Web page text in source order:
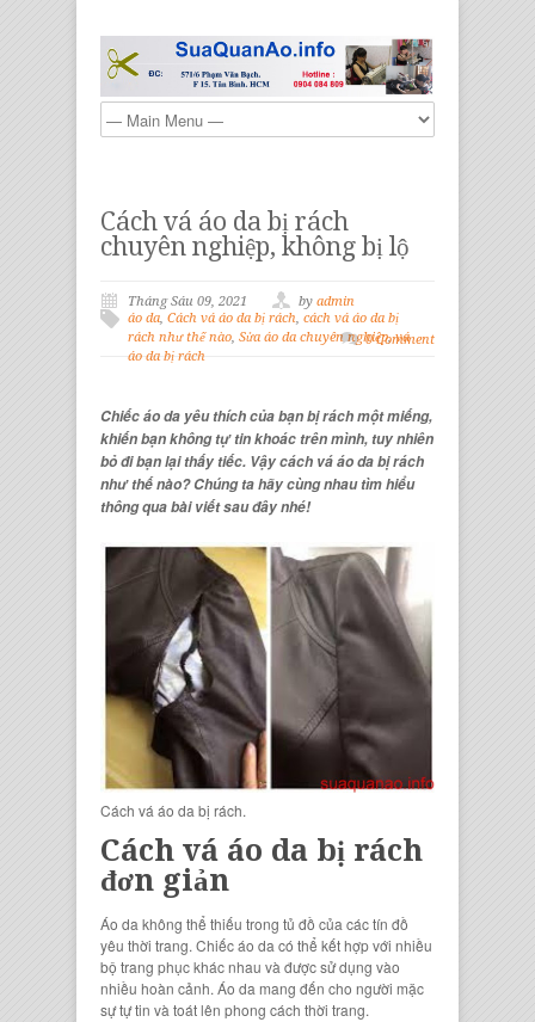
Cách vá áo da bị rách
chuyên nghiệp, không bị lộ
Tháng Sáu 09, 2021 by admin
áo da, Cách vá áo da bị rách, cách vá áo da bị
rách như thế nào, Sửa áo da chuyên nghiệp,vá
áo da bị rách
0 Comment
Chiếc áo da yêu thích của bạn bị rách một miếng,
khiến bạn không tự tin khoác trên mình, tuy nhiên
bỏ đi bạn lại thấy tiếc. Vậy cách vá áo da bị rách
như thế nào? Chúng ta hãy cùng nhau tìm hiểu
thông qua bài viết sau đây nhé!
Cách vá áo da bị rách.
Cách vá áo da bị rách
đơn giản
Áo da không thể thiếu trong tủ đồ của các tín đồ
yêu thời trang. Chiếc áo da có thể kết hợp với nhiều
bộ trang phục khác nhau và được sử dụng vào
nhiều hoàn cảnh. Áo da mang đến cho người mặc
sự tự tin và toát lên phong cách thời trang.